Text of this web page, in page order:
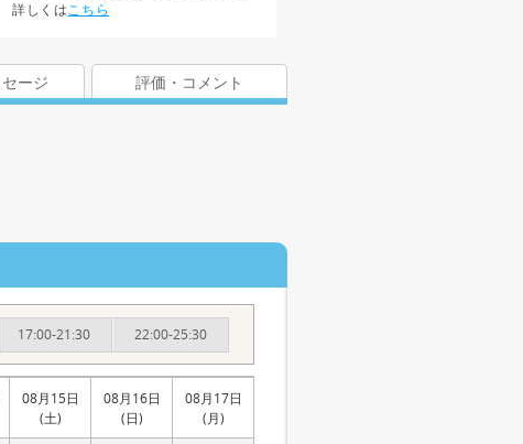
詳しくはこちら
ージ 評価・コメント
17:00-21:30 22:00-25:30
08月15日
(土)
08月16日
(日)
08月17日
(月)